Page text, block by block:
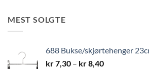
MEST SOLGTE
688 Bukse/skjørtehenger
kr7,30 – kr8,40Prisområde: